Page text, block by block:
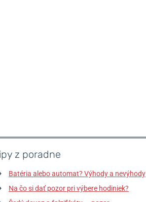
z poradne
Batéria alebo automat? Výhody a nevýhody
Na čo si dať pozor pri výbere hodiniek?